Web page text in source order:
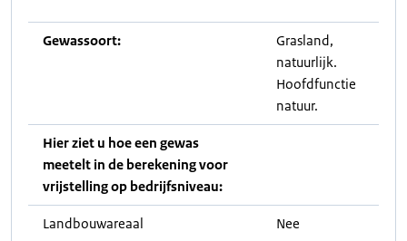
Gewassoort:
Grasland,
natuurlijk.
Hoofdfunctie
natuur.
Hier ziet u hoe een gewas
meetelt in de berekening voor
vrijstelling op bedrijfsniveau:
Landbouwareaal Nee